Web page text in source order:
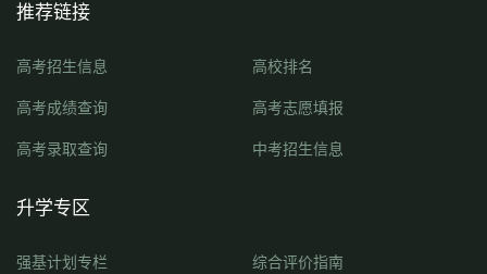
推荐链接
高考招生信息 高校排名
高考成绩查询 高考志愿填报
高考录取查询 中考招生信息
升学专区
强基计划专栏 综合评价指南